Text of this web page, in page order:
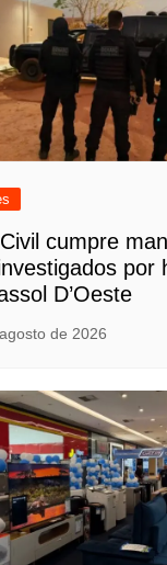
cumpre
por
D’Oeste
de 2026